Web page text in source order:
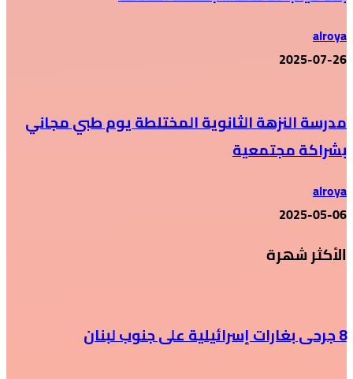
alroya
2025-07-26
مدرسة النزهة الثانوية المختلطة يوم طبي مجاني
بشراكة مجتمعية
alroya
2025-05-06
الأكثر شهرة
8 جرحى بغارات إسرائيلية على جنوب لبنان